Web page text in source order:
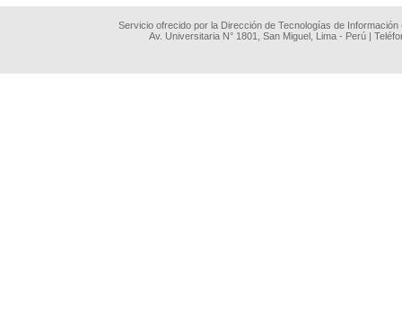
Servicio ofrecido por la Dirección de Tecnologías de
Av. Universitaria N° 1801, San Miguel, Lima - Perú |